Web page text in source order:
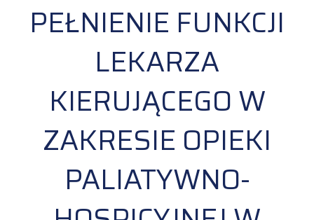
PEŁNIENIE FUNKCJI
LEKARZA
KIERUJĄCEGO W
ZAKRESIE OPIEKI
PALIATYWNO-